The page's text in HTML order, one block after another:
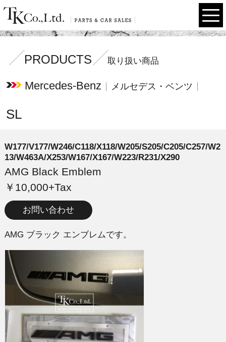
PRODUCTS 取り扱い商品
Mercedes-Benz メルセデス・ベンツ
SL
W177/V177/W246/C118/X118/W205/S205/C205/C257/W2
13/W463A/X253/W167/X167/W223/R231/X290
AMG Black Emblem
￥10,000+Tax
お問い合わせ
AMG ブラック エンブレムです。